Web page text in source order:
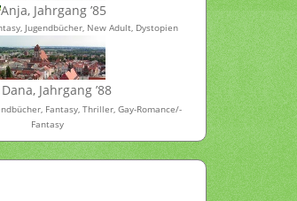
Anja, Jahrgang ’85
Jugendbücher, New Adult, Dystopien
Dana, Jahrgang ’88
Fantasy, Thriller, Gay-Romance/-
Fantasy